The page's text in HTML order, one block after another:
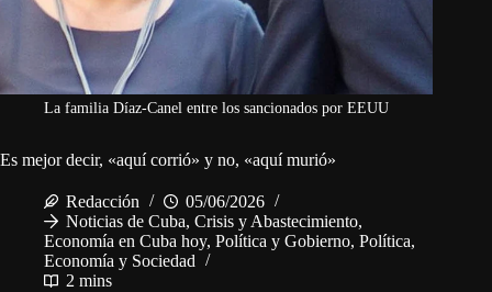
La familia Díaz-Canel entre los sancionados por EEUU
Es mejor decir, «aquí corrió» y no, «aquí murió»
Redacción
05/06/2026
Noticias de Cuba, Crisis y Abastecimiento,
Economía en Cuba hoy, Política y Gobierno, Política,
Economía y Sociedad
2 mins